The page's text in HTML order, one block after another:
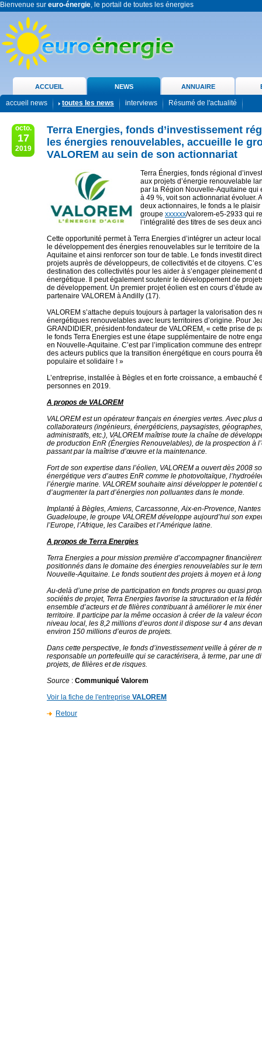
Bienvenue sur euro-énergie, le portail de toutes les énergies
ACCUEIL NEWS ANNUAIRE
accueil news toutes les news interviews Résumé de l'actualité
octo.
17
2019
Terra Energies, fonds d’investissement
les énergies renouvelables, accueille le
VALOREM au sein de son actionnariat
Terra Énergies, fonds régional
aux projets d’énergie renouvelable
par la Région Nouvelle-Aquitaine qui
à 49 %, voit son actionnariat évoluer.
deux actionnaires, le fonds a le plaisir
groupe xxxxxx/valorem-e5-2933 qui
l’intégralité des titres de ses deux
Cette opportunité permet à Terra Energies d’intégrer un acteur
le développement des énergies renouvelables sur le territoire de la
Aquitaine et ainsi renforcer son tour de table. Le fonds investit
projets auprès de développeurs, de collectivités et de citoyens.
destination des collectivités pour les aider à s’engager pleinement
énergétique. Il peut également soutenir le développement de
de développement. Un premier projet éolien est en cours d’étude
partenaire VALOREM à Andilly (17).
VALOREM s’attache depuis toujours à partager la valorisation des
énergétiques renouvelables avec leurs territoires d’origine. Pour
GRANDIDIER, président-fondateur de VALOREM, « cette prise de
le fonds Terra Energies est une étape supplémentaire de notre
en Nouvelle-Aquitaine. C’est par l’implication commune des
des acteurs publics que la transition énergétique en cours pourra
populaire et solidaire ! »
L’entreprise, installée à Bègles et en forte croissance, a embauché
personnes en 2019.
A propos de VALOREM
VALOREM est un opérateur français en énergies vertes. Avec plus
collaborateurs (ingénieurs, énergéticiens, paysagistes,
administratifs, etc.), VALOREM maîtrise toute la chaîne de
de production EnR (Énergies Renouvelables), de la prospection à
passant par la maîtrise d’œuvre et la maintenance.
Fort de son expertise dans l’éolien, VALOREM a ouvert dès 2008
énergétique vers d’autres EnR comme le photovoltaïque,
l’énergie marine. VALOREM souhaite ainsi développer le potentiel
d’augmenter la part d’énergies non polluantes dans le monde.
Implanté à Bègles, Amiens, Carcassonne, Aix-en-Provence,
Guadeloupe, le groupe VALOREM développe aujourd’hui son
l’Europe, l’Afrique, les Caraïbes et l’Amérique latine.
A propos de Terra Energies
Terra Energies a pour mission première d’accompagner
positionnés dans le domaine des énergies renouvelables sur le
Nouvelle-Aquitaine. Le fonds soutient des projets à moyen et à
Au-delà d’une prise de participation en fonds propres ou quasi
sociétés de projet, Terra Energies favorise la structuration et la
ensemble d’acteurs et de filières contribuant à améliorer le mix
territoire. Il participe par la même occasion à créer de la valeur
niveau local, les 8,2 millions d’euros dont il dispose sur 4 ans
environ 150 millions d’euros de projets.
Dans cette perspective, le fonds d’investissement veille à gérer de
responsable un portefeuille qui se caractérisera, à terme, par une
projets, de filières et de risques.
Source : Communiqué Valorem
Voir la fiche de l'entreprise VALOREM
Retour